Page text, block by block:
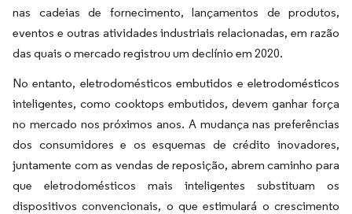
nas cadeias de fornecimento, lançamentos de produtos,
eventos e outras atividades industriais relacionadas, em razão
das quais o mercado registrou um declínio em 2020.
No entanto, eletrodomésticos embutidos e eletrodomésticos
inteligentes, como cooktops embutidos, devem ganhar força
no mercado nos próximos anos. A mudança nas preferências
dos consumidores e os esquemas de crédito inovadores,
juntamente com as vendas de reposição, abrem caminho para
que eletrodomésticos mais inteligentes substituam os
dispositivos convencionais, o que estimulará o crescimento